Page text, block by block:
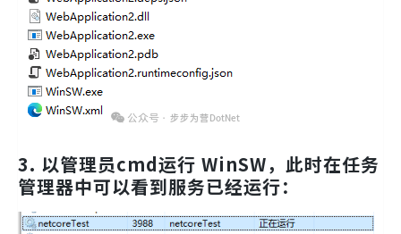
3. 以管理员cmd运行 WinSW，此时在任务
管理器中可以看到服务已经运行：